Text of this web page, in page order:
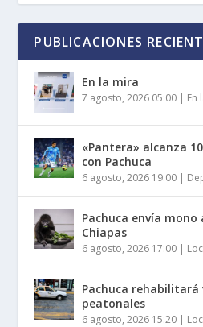
PUBLICACIONES
En la mira
7 agosto, 2026 05:00 | En
«Pantera» alcanza
con Pachuca
6 agosto, 2026 19:00 |
Pachuca envía
Chiapas
6 agosto, 2026 17:00 |
Pachuca rehabilitará
peatonales
6 agosto, 2026 15:20 |